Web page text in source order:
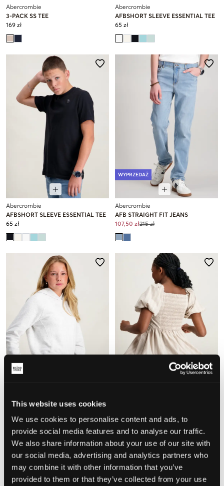
This website uses cookies
We use cookies to personalise content and ads, to
provide social media features and to analyse our traffic.
We also share information about your use of our site with
our social media, advertising and analytics partners who
may combine it with other information that you’ve
provided to them or that they’ve collected from your use
Abercrombie
3-PACK SS TEE
169 zł
Abercrombie
AFBSHORT SLEEVE ESSENTIAL TEE
65 zł
Abercrombie
AFBSHORT SLEEVE ESSENTIAL TEE
65 zł
WYPRZEDAŻ
Abercrombie
AFB STRAIGHT FIT JEANS
107,50 zł215 zł
WYPRZEDAŻ
Abercrombie
HOODIE
82,50 zł165 zł
DRESS
157,50 zł 315 zł